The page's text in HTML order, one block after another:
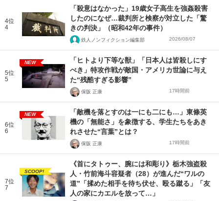
4位
4
「殺意はなかった」19歳女子高生を強姦殺害
したのになぜ…裁判所と検察が対立した「驚
きの判決」（昭和42年の事件）
鉄人ノンフィクション編集部 2026/08/07
5位
5
NEW
「ヒトより下等な獣」「日本人は皆殺しにす
べき」特攻作戦が敵国・アメリカ世論に与え
た“残酷すぎる影響”
保阪 正康 17時間前
6位
6
NEW
「敵機を落とすのは一にも二にも…」東條英
機の「無能さ」を象徴する、学生たちをあき
れさせた“言葉”とは？
保阪 正康 17時間前
7位
7
SCOOP!
《首にタトゥー、腕には和彫り》栃木強盗殺
人・竹前海斗容疑者（28）が進んだ“ワルの
道”「揉めた相手を待ち伏せ、殴る蹴る」「友
人の家にカエルを放って…」